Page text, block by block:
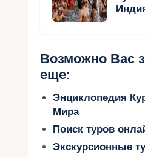
Возможно Вас
еще:
Энциклопедия
Мира
Поиск туров
Экскурсионные